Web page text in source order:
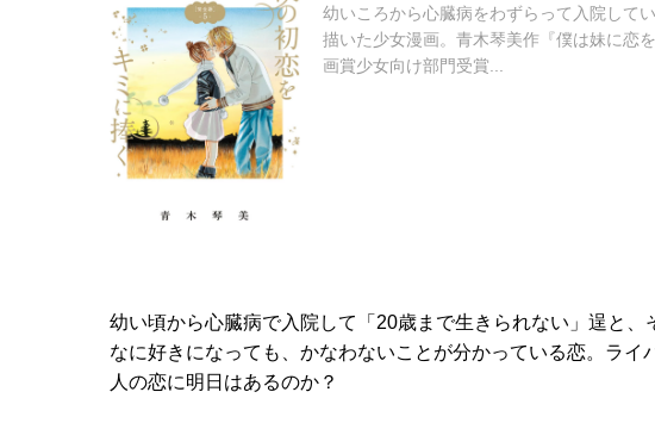
幼いころから心臓病をわずらって入院して
描いた少女漫画。青木琴美作『僕は妹に恋
画賞少女向け部門受賞...
幼い頃から心臓病で入院して「20歳まで生きられない」逞と
なに好きになっても、かなわないことが分かっている恋。ラ
人の恋に明日はあるのか？